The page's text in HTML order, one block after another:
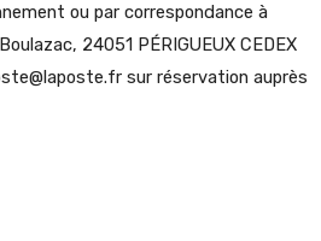
ou par correspondance à
24051 PÉRIGUEUX CEDEX
sur réservation auprès